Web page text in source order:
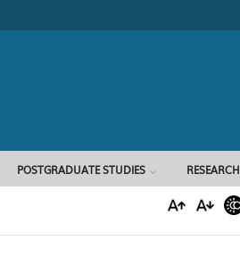
Search form
POSTGRADUATE STUDIES RESEARCH